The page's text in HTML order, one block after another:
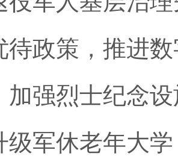
待政策，推进
加强烈士纪念
级军休老年大